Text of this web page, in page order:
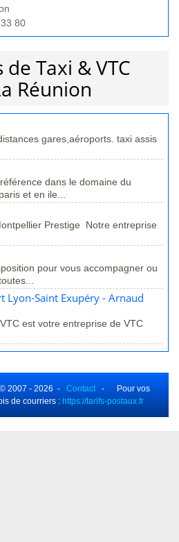
80
Taxi & VTC
Réunion
gares,aéroports. taxi assis
dans le domaine du
et en ile...
Prestige Notre entreprise
pour vous accompagner ou
Lyon-Saint Exupéry - Arnaud
est votre entreprise de VTC
2007 - 2026 - Contact - Pour vos
de courriers : https://tarifs-postaux.fr